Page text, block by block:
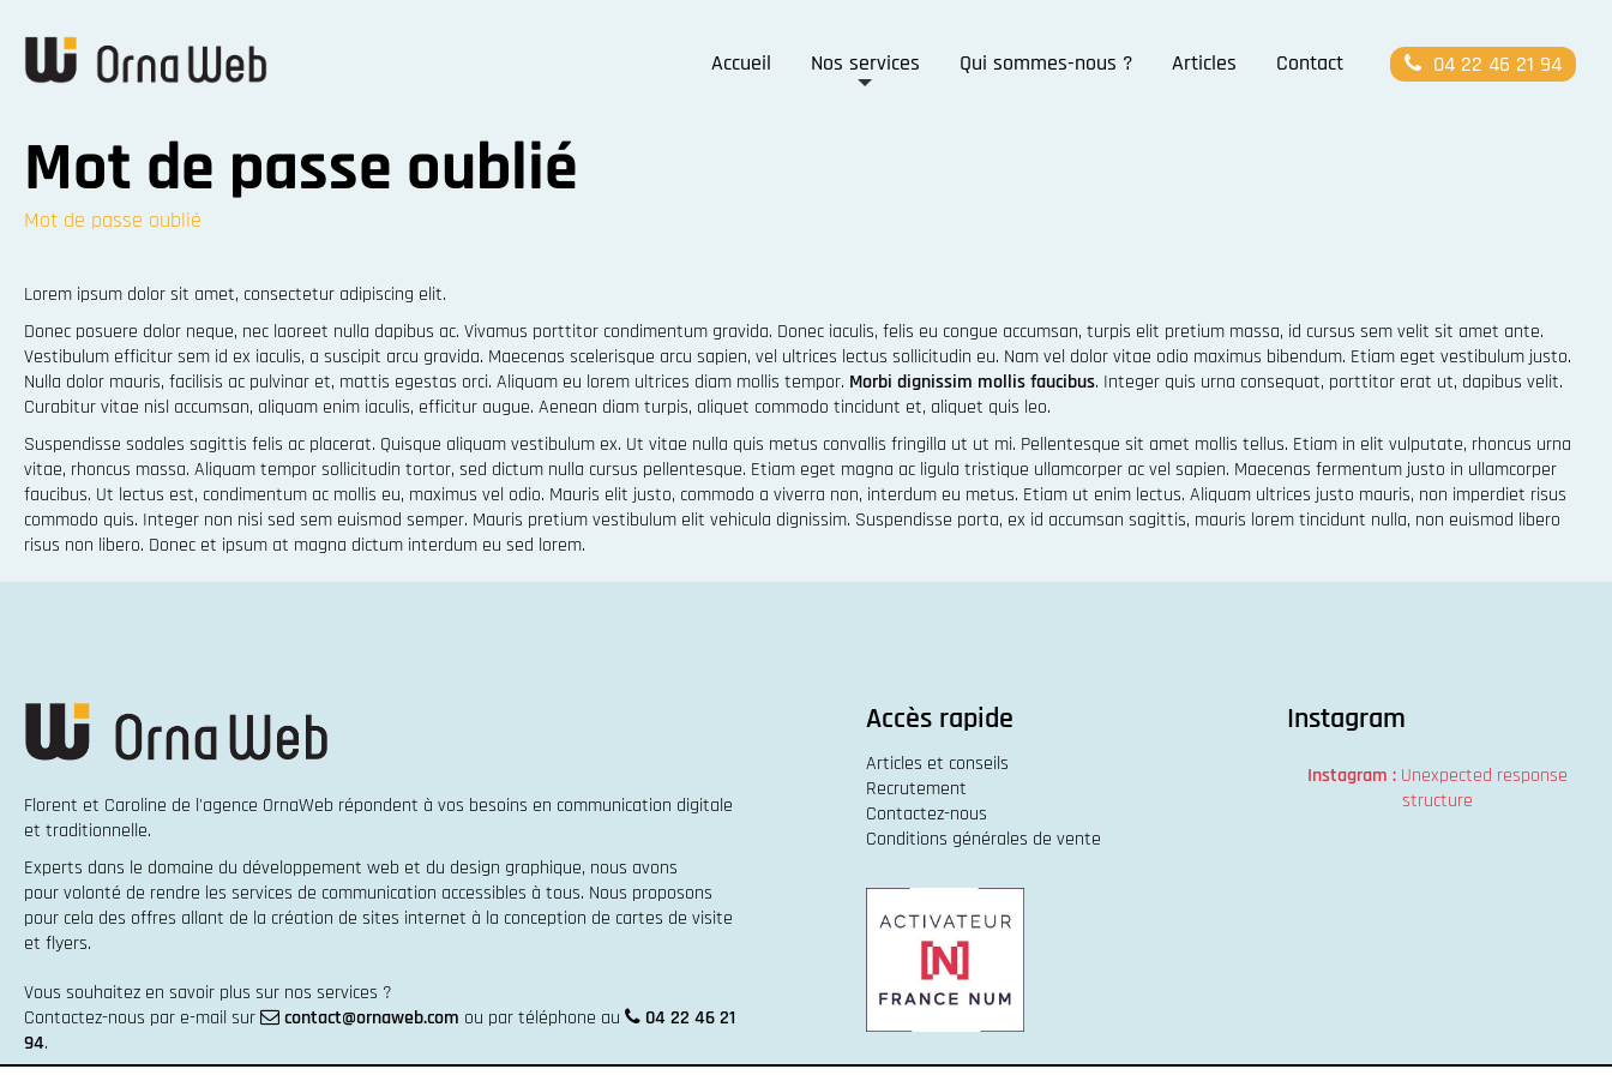
Accueil Nos services Qui sommes-nous ? Articles Contact 04 22 46 21 94
Mot de passe oublié
Mot de passe oublié
Lorem ipsum dolor sit amet, consectetur adipiscing elit.
Donec posuere dolor neque, nec laoreet nulla dapibus ac. Vivamus porttitor condimentum gravida. Donec iaculis, felis eu congue accumsan, turpis elit pretium massa, id cursus sem velit sit amet ante.
Vestibulum efficitur sem id ex iaculis, a suscipit arcu gravida. Maecenas scelerisque arcu sapien, vel ultrices lectus sollicitudin eu. Nam vel dolor vitae odio maximus bibendum. Etiam eget vestibulum justo.
Nulla dolor mauris, facilisis ac pulvinar et, mattis egestas orci. Aliquam eu lorem ultrices diam mollis tempor. Morbi dignissim mollis faucibus. Integer quis urna consequat, porttitor erat ut, dapibus velit.
Curabitur vitae nisl accumsan, aliquam enim iaculis, efficitur augue. Aenean diam turpis, aliquet commodo tincidunt et, aliquet quis leo.
Suspendisse sodales sagittis felis ac placerat. Quisque aliquam vestibulum ex. Ut vitae nulla quis metus convallis fringilla ut ut mi. Pellentesque sit amet mollis tellus. Etiam in elit vulputate, rhoncus urna
vitae, rhoncus massa. Aliquam tempor sollicitudin tortor, sed dictum nulla cursus pellentesque. Etiam eget magna ac ligula tristique ullamcorper ac vel sapien. Maecenas fermentum justo in ullamcorper
faucibus. Ut lectus est, condimentum ac mollis eu, maximus vel odio. Mauris elit justo, commodo a viverra non, interdum eu metus. Etiam ut enim lectus. Aliquam ultrices justo mauris, non imperdiet risus
commodo quis. Integer non nisi sed sem euismod semper. Mauris pretium vestibulum elit vehicula dignissim. Suspendisse porta, ex id accumsan sagittis, mauris lorem tincidunt nulla, non euismod libero
risus non libero. Donec et ipsum at magna dictum interdum eu sed lorem.
Florent et Caroline de l'agence OrnaWeb répondent à vos besoins en communication digitale
et traditionnelle.
Experts dans le domaine du développement web et du design graphique, nous avons
pour volonté de rendre les services de communication accessibles à tous. Nous proposons
pour cela des offres allant de la création de sites internet à la conception de cartes de visite
et flyers.
Vous souhaitez en savoir plus sur nos services ?
Contactez-nous par e-mail sur
contact@ornaweb.com ou par téléphone au
04 22 46 21
94.
Accès rapide
Articles et conseils
Recrutement
Contactez-nous
Conditions générales de vente
Instagram
Instagram : Unexpected response
structure